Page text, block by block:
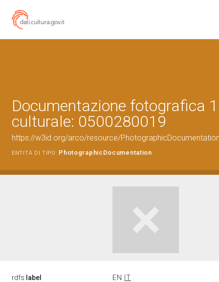
Documentazione fotografica
culturale: 0500280019
https://w3id.org/arco/resource/
ENTITÀ DI TIPO: PhotographicDocumentation
rdfs: label EN
IT